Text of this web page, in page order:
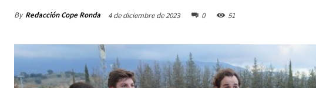
By Redacción Cope Ronda 4 de diciembre de 2023 0 51